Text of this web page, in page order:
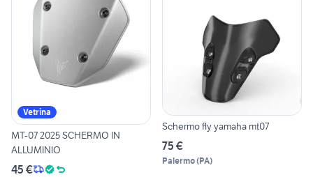
Vetrina
MT-07 2025 SCHERMO IN
ALLUMINIO
45 €
Schermo fly yamaha mt07
75 €
Palermo(PA)